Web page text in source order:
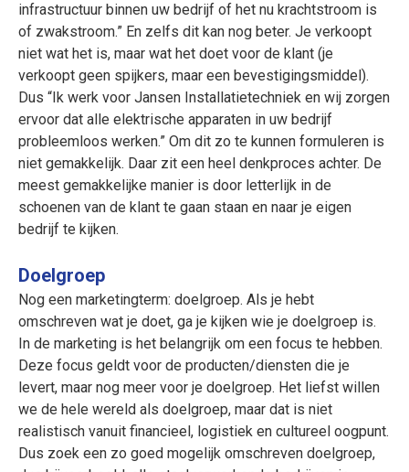
infrastructuur binnen uw bedrijf of het nu krachtstroom is
of zwakstroom.” En zelfs dit kan nog beter. Je verkoopt
niet wat het is, maar wat het doet voor de klant (je
verkoopt geen spijkers, maar een bevestigingsmiddel).
Dus “Ik werk voor Jansen Installatietechniek en wij zorgen
ervoor dat alle elektrische apparaten in uw bedrijf
probleemloos werken.” Om dit zo te kunnen formuleren is
niet gemakkelijk. Daar zit een heel denkproces achter. De
meest gemakkelijke manier is door letterlijk in de
schoenen van de klant te gaan staan en naar je eigen
bedrijf te kijken.
Doelgroep
Nog een marketingterm: doelgroep. Als je hebt
omschreven wat je doet, ga je kijken wie je doelgroep is.
In de marketing is het belangrijk om een focus te hebben.
Deze focus geldt voor de producten/diensten die je
levert, maar nog meer voor je doelgroep. Het liefst willen
we de hele wereld als doelgroep, maar dat is niet
realistisch vanuit financieel, logistiek en cultureel oogpunt.
Dus zoek een zo goed mogelijk omschreven doelgroep,